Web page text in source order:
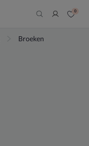
0
Broeken